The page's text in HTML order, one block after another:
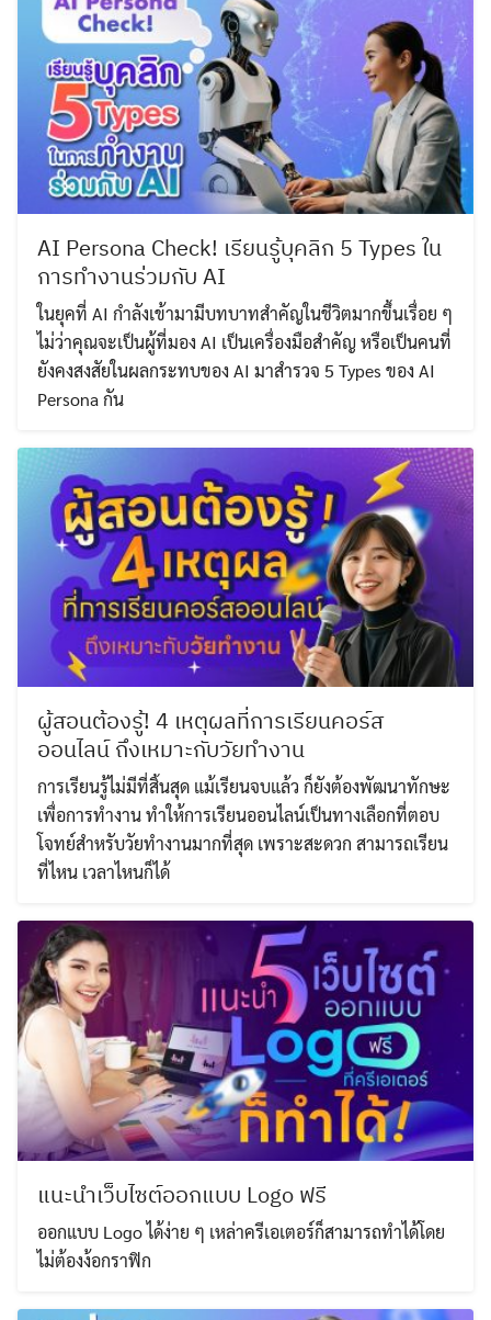
Search
for:
Search
AI Persona Check! เรียนรู้บุคลิก 5 Types ใน
การทำงานร่วมกับ AI
ในยุคที่ AI กำลังเข้ามามีบทบาทสำคัญในชีวิตมากขึ้นเรื่อย ๆ
ไม่ว่าคุณจะเป็นผู้ที่มอง AI เป็นเครื่องมือสำคัญ หรือเป็นคนที่
ยังคงสงสัยในผลกระทบของ AI มาสำรวจ 5 Types ของ AI
Persona กัน
ผู้สอนต้องรู้! 4 เหตุผลที่การเรียนคอร์ส
ออนไลน์ ถึงเหมาะกับวัยทำงาน
การเรียนรู้ไม่มีที่สิ้นสุด แม้เรียนจบแล้ว ก็ยังต้องพัฒนาทักษะ
เพื่อการทำงาน ทำให้การเรียนออนไลน์เป็นทางเลือกที่ตอบ
โจทย์สำหรับวัยทำงานมากที่สุด เพราะสะดวก สามารถเรียน
ที่ไหน เวลาไหนก็ได้
แนะนำเว็บไซต์ออกแบบ Logo ฟรี
ออกแบบ Logo ได้ง่าย ๆ เหล่าครีเอเตอร์ก็สามารถทำได้โดย
ไม่ต้องง้อกราฟิก